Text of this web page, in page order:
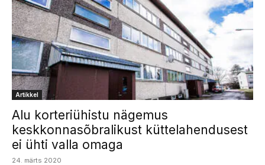
Artikkel
Alu korteriühistu nägemus
keskkonnasõbralikust küttelahendusest
ei ühti valla omaga
24. märts 2020